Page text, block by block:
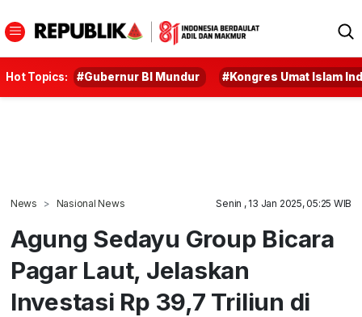
Hot Topics: #Gubernur BI Mundur #Kongres Umat Islam
News Nasional News Senin , 13 Jan 2025, 05:25 WIB
Agung Sedayu Group Bicara
Pagar Laut, Jelaskan
Investasi Rp 39,7 Triliun di